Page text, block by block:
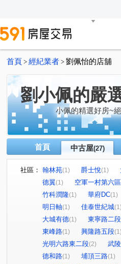
首頁 > 經紀業者 > 劉佩怡的店舖
劉小佩的嚴
小佩的精選好房~
首頁 中古屋(27)
社區： 翰林苑(1) 爵士悅(1)
德翼(1) 空軍一村第六區
竹科潤隆(1) 華府DC(1)
明日軸(1) 佳泰世紀城(1)
大城有德(1) 東寧路二段
東峰路(1) 興隆路五段(1)
光明六路東二段(2) 武
德和路(1) 埔頂三路(1)